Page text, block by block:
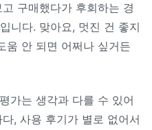
구매했다가 후회하는 경
니다. 맞아요, 멋진 건 좋지
움 안 되면 어쩌나 싶거든
가는 생각과 다를 수 있어
, 사용 후기가 별로 없어서